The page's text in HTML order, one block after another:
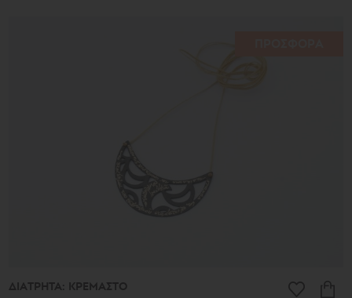
ΔΙΑΤΡΗΤΑ: ΚΡΕΜΑΣΤΟ